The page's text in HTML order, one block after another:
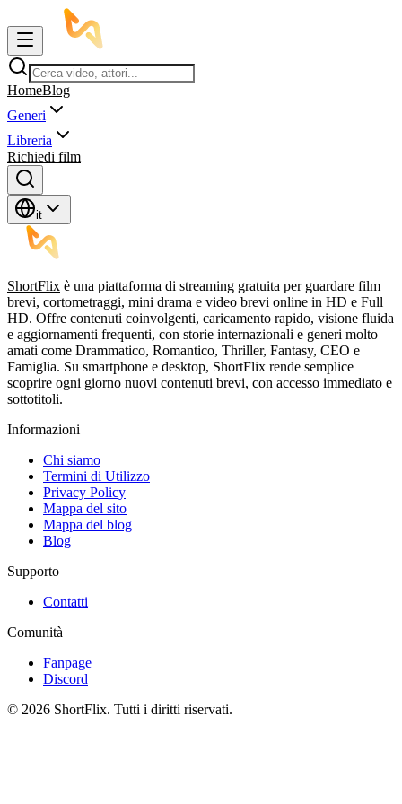
HomeBlog
Generi
Libreria
Richiedi film
it
ShortFlix è una piattaforma di streaming gratuita per guardare film
brevi, cortometraggi, mini drama e video brevi online in HD e Full
HD. Offre contenuti coinvolgenti, caricamento rapido, visione fluida
e aggiornamenti frequenti, con storie internazionali e generi molto
amati come Drammatico, Romantico, Thriller, Fantasy, CEO e
Famiglia. Su smartphone e desktop, ShortFlix rende semplice
scoprire ogni giorno nuovi contenuti brevi, con accesso immediato e
sottotitoli.
Informazioni
Chi siamo
Termini di Utilizzo
Privacy Policy
Mappa del sito
Mappa del blog
Blog
Supporto
Contatti
Comunità
Fanpage
Discord
© 2026 ShortFlix. Tutti i diritti riservati.